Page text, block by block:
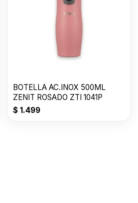
BOTELLA AC.INOX 500ML
ZENIT ROSADO ZTI 1041P
$ 1.499